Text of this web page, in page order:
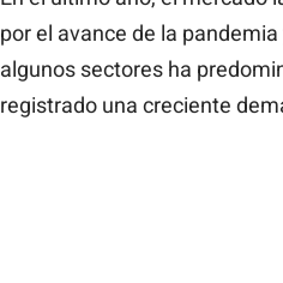
por el avance de la
algunos sectores ha
registrado una creciente